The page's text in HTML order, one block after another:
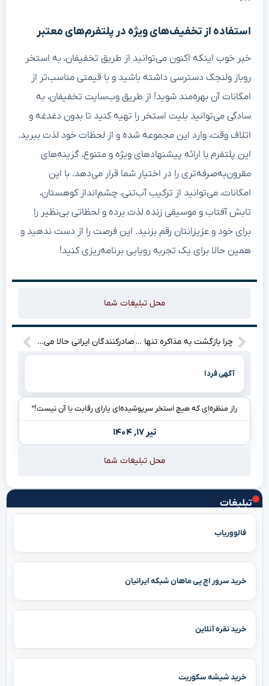
تبلیغات
فالووریاب
خرید سرور اچ پی ماهان شبکه ایرانیان
خرید نقره آنلاین
خرید شیشه سکوریت
استفاده از تخفیف‌های ویژه در پلتفرم‌های معتبر
خبر خوب اینکه اکنون می‌توانید از طریق تخفیفان، به استخر
روباز ولنجک دسترسی داشته باشید و با قیمتی مناسب‌تر از
امکانات آن بهره‌مند شوید! از طریق وب‌سایت تخفیفان، به
سادگی می‌توانید بلیت استخر را تهیه کنید تا بدون دغدغه و
اتلاف وقت، وارد این مجموعه شده و از لحظات خود لذت ببرید.
این پلتفرم با ارائه پیشنهادهای ویژه و متنوع، گزینه‌های
مقرون‌به‌صرفه‌تری را در اختیار شما قرار می‌دهد. با این
امکانات، می‌توانید از ترکیب آب‌تنی، چشم‌انداز کوهستان،
تابش آفتاب و موسیقی زنده لذت برده و لحظاتی بی‌نظیر را
برای خود و عزیزانتان رقم بزنید. این فرصت را از دست ندهید و
همین حالا برای یک تجربه رویایی برنامه‌ریزی کنید!
محل تبلیغات شما
چرا بازگشت به مذاکره تنها با اعتماد به فرآیند گفت‌وگو ممکن می‌شود؟ صادرکنندگان ایرانی حالا می‌توانند امتیاز ارزی خود را در بزرگترین بازار معاملات ارزی کشور بفروشند!
آگهی فردا
راز منظره‌ای که هیچ استخر سرپوشیده‌ای یارای رقابت با آن نیست!”
تیر ۱۷, ۱۴۰۴
محل تبلیغات شما